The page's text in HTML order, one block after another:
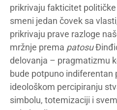
prikrivaju fakticitet
smeni jedan čovek sa
prikrivaju prave razloge
mržnje prema patosu
delovanja – pragmatizmu
bude potpuno indiferentan
ideološkom percipiranju
simbolu, totemizaciji i